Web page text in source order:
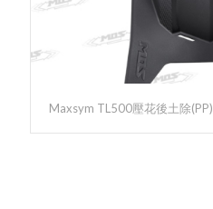
Maxsym TL500壓花後土除(PP)